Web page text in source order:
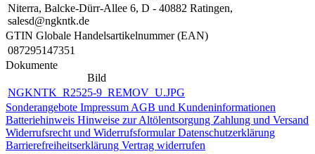
Niterra, Balcke-Dürr-Allee 6, D - 40882 Ratingen,
salesd@ngkntk.de
GTIN Globale Handelsartikelnummer (EAN)
087295147351
Dokumente
Bild
NGKNTK_R2525-9_REMOV_U.JPG
Sonderangebote Impressum AGB und Kundeninformationen
Batteriehinweis Hinweise zur Altölentsorgung Zahlung und Versand
Widerrufsrecht und WiderrufsformularDatenschutzerklärung
Barrierefreiheitserklärung Vertrag widerrufen